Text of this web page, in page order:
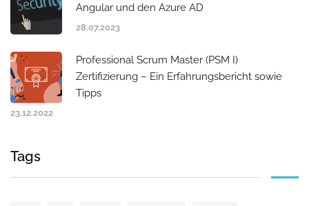
Angular und den Azure AD
28.07.2023
Professional Scrum Master (PSM I)
Zertifizierung – Ein Erfahrungsbericht sowie
Tipps
23.12.2022
Tags